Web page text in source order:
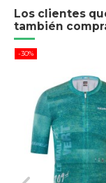
Los clientes
también
-30%